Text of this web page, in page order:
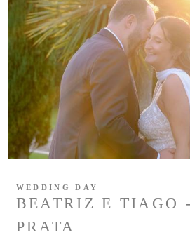
BEATRIZ E TIAGO
PRATA
WEDDING DAY